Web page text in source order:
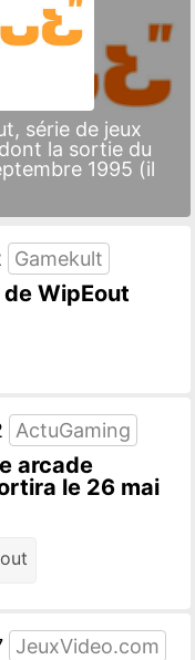
série de jeux
la sortie du
1995 (il
Gamekult
WipEout
ActuGaming
arcade
le 26 mai
JeuxVideo.com